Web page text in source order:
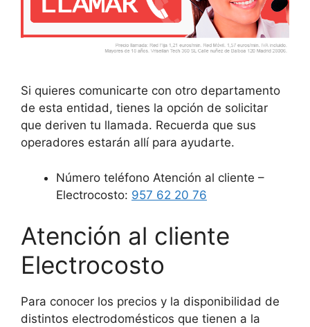
Si quieres comunicarte con otro departamento
de esta entidad, tienes la opción de solicitar
que deriven tu llamada. Recuerda que sus
operadores estarán allí para ayudarte.
Número teléfono Atención al cliente –
Electrocosto: 957 62 20 76
Atención al cliente
Electrocosto
Para conocer los precios y la disponibilidad de
distintos electrodomésticos que tienen a la